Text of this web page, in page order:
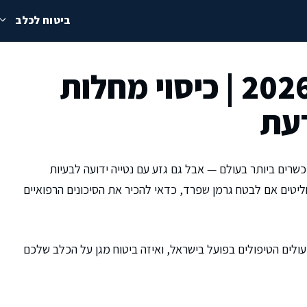
ביטוח לכלב
ביטוח לגרמן שפרד 2026 | כיסוי מחלות
ביותר בעולם — אבל גם גזע עם נטייה ידועה לבעיות
אם לבטח גרמן שפרד, כדאי להכיר את הסיכונים הרפואיים
הטיפולים בפועל בישראל, ואיזה ביטוח מגן על הכלב שלכם